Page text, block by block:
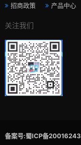
招商政策 产品中心
关注我们
备案号:蜀ICP备